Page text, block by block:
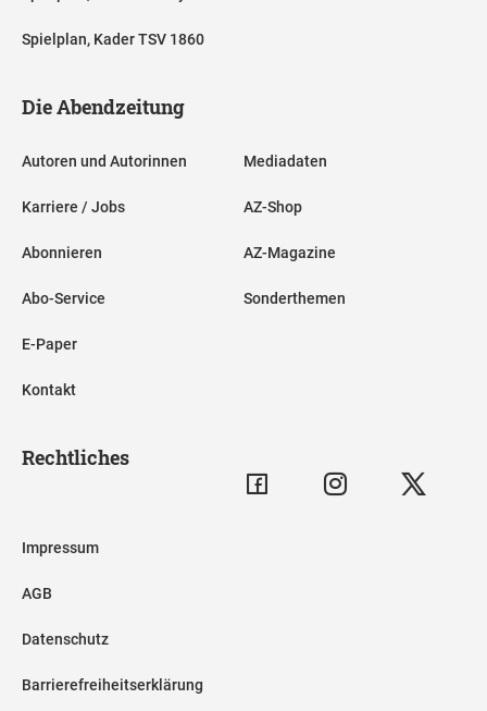
Spielplan, Kader TSV 1860
Die Abendzeitung
Autoren und Autorinnen
Karriere / Jobs
Abonnieren
Abo-Service
E-Paper
Kontakt
Mediadaten
AZ-Shop
AZ-Magazine
Sonderthemen
Rechtliches
Impressum
AGB
Datenschutz
Barrierefreiheitserklärung